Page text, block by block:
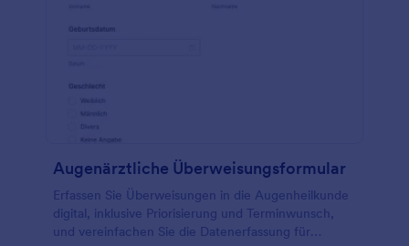
Augenärztliche Überweisungsformular
Erfassen Sie Überweisungen in die Augenheilkunde
digital, inklusive Priorisierung und Terminwunsch,
und vereinfachen Sie die Datenerfassung für